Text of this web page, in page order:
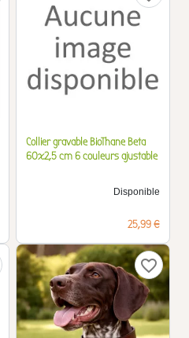
Collier gravable BioThane Beta
60x2,5 cm 6 couleurs ajustable
Disponible
Prix
25,99 €
favorite_border